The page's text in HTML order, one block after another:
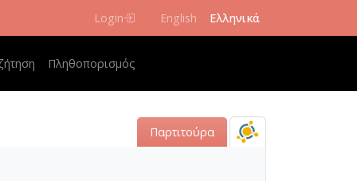
Login English Ελληνικά
navigationΠληθοπορισμός
Παρτιτούρα